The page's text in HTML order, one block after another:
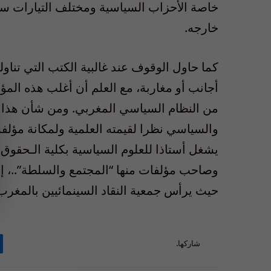
خاصة الأحزاب السياسية ومختلف
خارجه.
كما حاول الوقوف عند غالبية الكتب التي
أجانب أو مغاربة، مع العلم أن أغلب هذه
من النظام السياسي المغربي. ومن شأن هذا
والسياسي نظرا لقيمته العلمية ولمكانة
يشغل أستاذا للعلوم السياسية بكلية
وصاحب مؤلفات منها “المجتمع والسلطة”..،
حيث يرأس جمعية النقاد السينمائيين
شاركها.